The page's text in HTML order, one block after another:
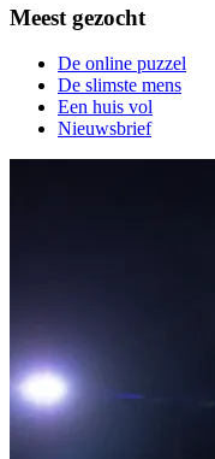
Meest gezocht
De online puzzel
De slimste mens
Een huis vol
Nieuwsbrief